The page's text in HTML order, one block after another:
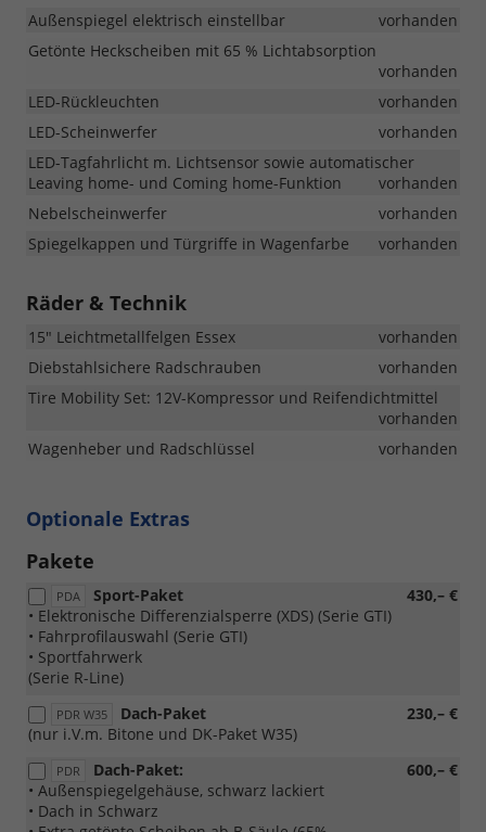
Außenspiegel elektrisch einstellbar
vorhanden
Getönte Heckscheiben mit 65 % Lichtabsorption
vorhanden
LED-Rückleuchten
vorhanden
LED-Scheinwerfer
vorhanden
LED-Tagfahrlicht m. Lichtsensor sowie automatischer
Leaving home- und Coming home-Funktion
vorhanden
Nebelscheinwerfer
vorhanden
Spiegelkappen und Türgriffe in Wagenfarbe
vorhanden
Räder & Technik
15" Leichtmetallfelgen Essex
vorhanden
Diebstahlsichere Radschrauben
vorhanden
Tire Mobility Set: 12V-Kompressor und Reifendichtmittel
vorhanden
Wagenheber und Radschlüssel
vorhanden
Optionale Extras
Pakete
PDA 430,– €
Sport-Paket
• Elektronische Differenzialsperre (XDS) (Serie GTI)
• Fahrprofilauswahl (Serie GTI)
• Sportfahrwerk
(Serie R-Line)
PDR W35 230,– €
Dach-Paket
(nur i.V.m. Bitone und DK-Paket W35)
PDR 600,– €
Dach-Paket:
• Außenspiegelgehäuse, schwarz lackiert
• Dach in Schwarz